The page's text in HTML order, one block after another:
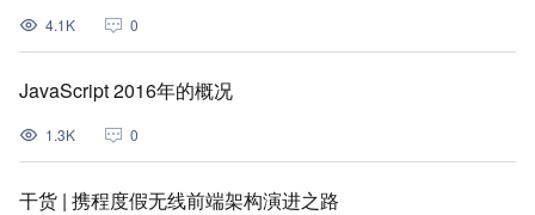
4.1K 0
JavaScript 2016年的概况
1.3K 0
干货 | 携程度假无线前端架构演进之路